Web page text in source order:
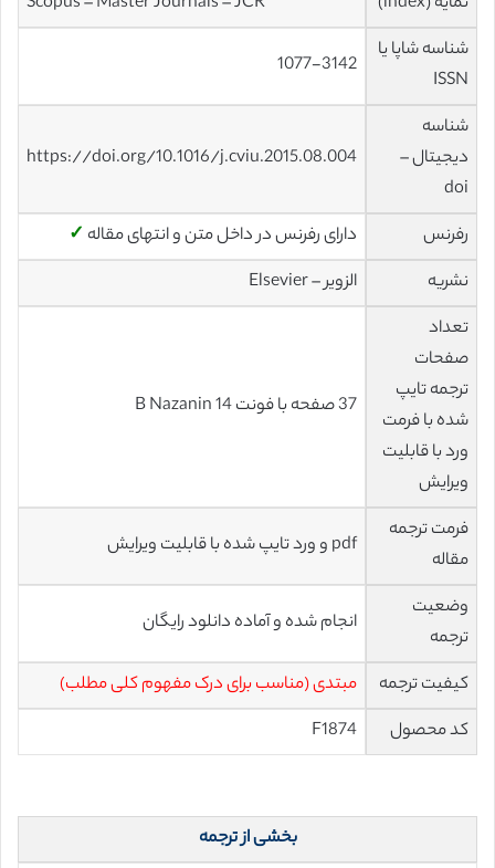
شناسه شاپا یا
ISSN
1077-3142
شناسه
دیجیتال –
doi
https://doi.org/10.1016/j.cviu.2015.08.004
رفرنس دارای رفرنس در داخل متن و انتهای مقاله ✓
نشریه
الزویر – Elsevier
تعداد
صفحات
ترجمه تایپ
شده با فرمت
ورد با قابلیت
ویرایش
37 صفحه با فونت 14 B Nazanin
فرمت ترجمه
مقاله
pdf و ورد تایپ شده با قابلیت ویرایش
وضعیت
ترجمه
انجام شده و آماده دانلود رایگان
کیفیت ترجمه
مبتدی (مناسب برای درک مفهوم کلی مطلب)
کد محصول
F1874
بخشی از ترجمه